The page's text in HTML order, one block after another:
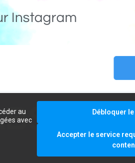
Instagram
au
avec
Débloquer
Accepter le service